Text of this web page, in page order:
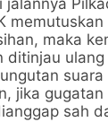
jalannya
maka
ditinjau
jika
sah